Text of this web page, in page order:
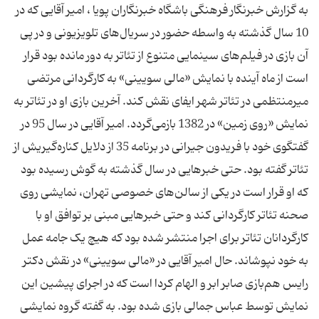
به گزارش خبرنگار فرهنگی باشگاه خبرنگاران پویا ، امیر آقایی که در
10 سال گذشته به واسطه حضور در سریال‌های تلویزیونی و در پی
آن بازی در فیلم‌های سینمایی متنوع از تئاتر به دور مانده بود قرار
است از ماه آینده با نمایش «مالی سویینی» به کارگردانی مرتضی
میرمنتظمی در تئاتر شهر ایفای نقش کند. آخرین بازی او در تئاتر به
نمایش «روی زمین» در 1382 بازمی‌گردد. امیر آقایی در سال 95 در
گفتگوی خود با فریدون جیرانی در برنامه 35 از دلایل کناره‌گیریش از
تئاتر گفته بود. حتی خبرهایی در سال گذشته به گوش رسیده بود
که او قرار است در یکی از سالن‌های خصوصی تهران، نمایشی روی
صحنه تئاتر کارگردانی کند و حتی خبرهایی مبنی بر توافق او با
کارگردانان تئاتر برای اجرا منتشر شده بود که هیچ یک جامه عمل
به خود نپوشاند. حال امیر آقایی در «مالی سویینی» در نقش دکتر
رایس هم‌بازی صابر ابر و الهام کردا است که در اجرای پیشین این
نمایش توسط عباس جمالی بازی شده بود. به گفته گروه نمایشی